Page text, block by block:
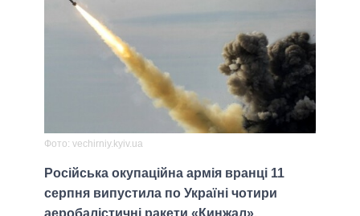
Фото: vechirniy.kyiv.ua
Російська окупаційна армія вранці 11
серпня випустила по Україні чотири